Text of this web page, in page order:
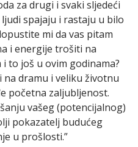
za drugi i svaki sljedeći
spajaju i rastaju u bilo
mi da vas pitam
i energije trošiti na
to još u ovim godinama?
dramu i veliku životnu
početna zaljubljenost.
vašeg (potencijalnog)
pokazatelj budućeg
u prošlosti.”